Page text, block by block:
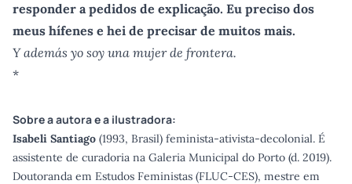
responder a pedidos de explicação. Eu preciso dos
meus hífenes e hei de precisar de muitos mais.
Y además yo soy una mujer de frontera.
*
Sobre a autora e a ilustradora:
Isabeli Santiago (1993, Brasil) feminista-ativista-decolonial. É
assistente de curadoria na Galeria Municipal do Porto (d. 2019).
Doutoranda em Estudos Feministas (FLUC-CES), mestre em